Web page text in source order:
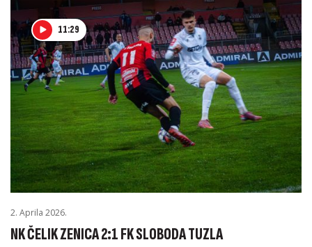
11:29
2. Aprila 2026.
NK ČELIK ZENICA 2:1 FK SLOBODA TUZLA